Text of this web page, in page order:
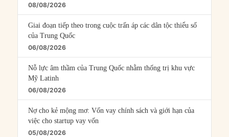
08/08/2026
Giai đoạn tiếp theo trong cuộc trấn áp các dân tộc thiểu số
của Trung Quốc
06/08/2026
Nỗ lực âm thầm của Trung Quốc nhằm thống trị khu vực
Mỹ Latinh
06/08/2026
Nợ cho kẻ mộng mơ: Vốn vay chính sách và giới hạn của
việc cho startup vay vốn
05/08/2026